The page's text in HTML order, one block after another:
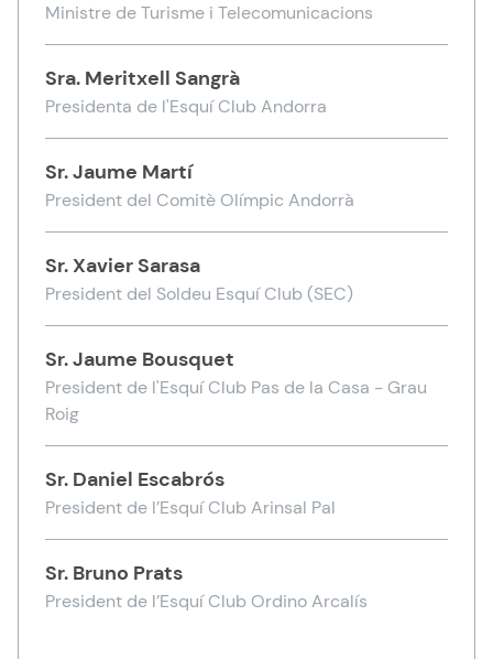
Ministre de Turisme i Telecomunicacions
Sra. Meritxell Sangrà
Presidenta de l'Esquí Club Andorra
Sr.Jaume Martí
President del Comitè Olímpic Andorrà
Sr.Xavier Sarasa
President del Soldeu Esquí Club (SEC)
Sr.Jaume Bousquet
President de l'Esquí Club Pas de la Casa - Grau
Roig
Sr. Daniel Escabrós
President de l’Esquí Club Arinsal Pal
Sr. Bruno Prats
President de l’Esquí Club Ordino Arcalís